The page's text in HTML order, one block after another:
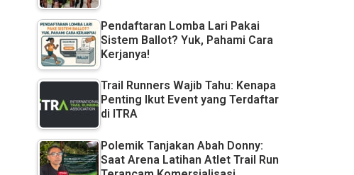
Pendaftaran Lomba Lari Pakai
Sistem Ballot? Yuk, Pahami Cara
Kerjanya!
Trail Runners Wajib Tahu: Kenapa
Penting Ikut Event yang Terdaftar
di ITRA
Polemik Tanjakan Abah Donny:
Saat Arena Latihan Atlet Trail Run